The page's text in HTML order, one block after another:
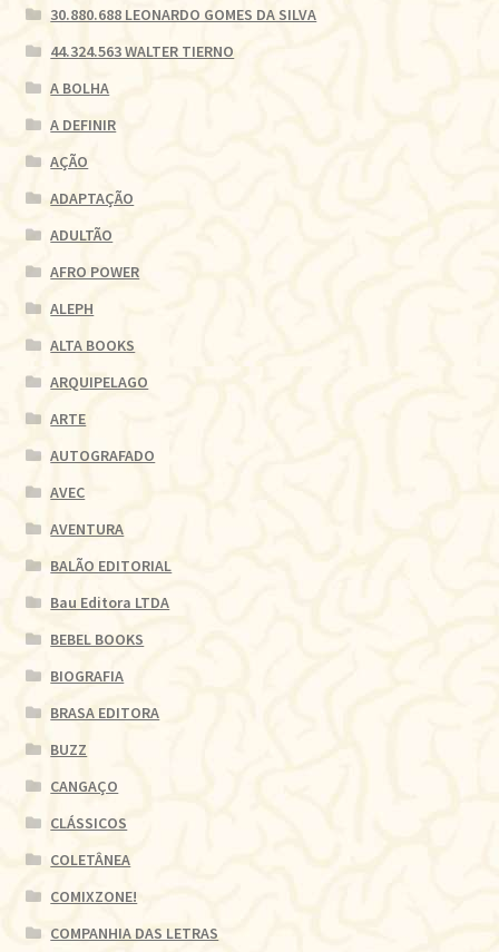
30.880.688 LEONARDO GOMES DA SILVA
44.324.563 WALTER TIERNO
A BOLHA
A DEFINIR
AÇÃO
ADAPTAÇÃO
ADULTÃO
AFRO POWER
ALEPH
ALTA BOOKS
ARQUIPELAGO
ARTE
AUTOGRAFADO
AVEC
AVENTURA
BALÃO EDITORIAL
Bau Editora LTDA
BEBEL BOOKS
BIOGRAFIA
BRASA EDITORA
BUZZ
CANGAÇO
CLÁSSICOS
COLETÂNEA
COMIXZONE!
COMPANHIA DAS LETRAS